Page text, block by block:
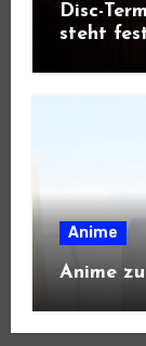
Disc-
steht
Anime
Anime